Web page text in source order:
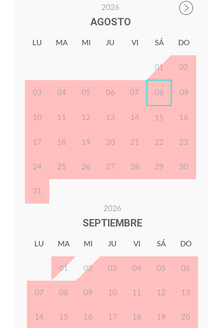
2026
AGOSTO
LU MA MI JU VI SÁ DO
01 02
03 04 05 06 07 08 09
10 11 12 13 14 15 16
17 18 19 20 21 22 23
24 25 26 27 28 29 30
31
2026
SEPTIEMBRE
LU MA MI JU VI SÁ DO
01 02 03 04 05 06
07 08 09 10 11 12 13
14 15 16 17 18 19 20